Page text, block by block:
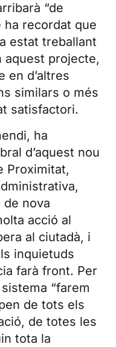
“de
ha recordat que
estat treballant
aquest projecte,
en d’altres
similars o més
satisfactori.
ha
d’aquest nou
Proximitat,
de nova
acció al
al ciutadà, i
inquietuds
farà front. Per
“farem
de tots els
de totes les
tota la